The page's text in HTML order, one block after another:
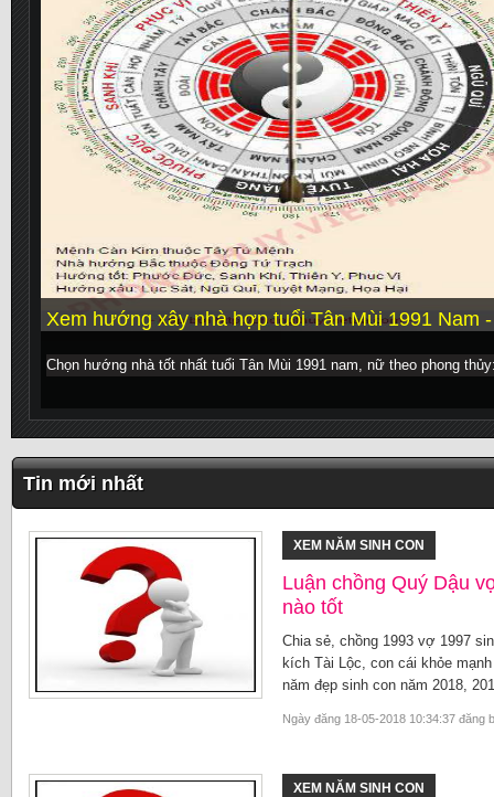
Xem hướng xây nhà hợp tuổi Tân Mùi 1991 Nam
Chọn hướng nhà tốt nhất tuổi Tân Mùi 1991 nam, nữ theo phong
Tin mới nhất
XEM NĂM SINH CON
Luận chồng Quý Dậu
nào tốt
Chia sẻ, chồng 1993 vợ 1997
kích Tài Lộc, con cái khỏe
năm đẹp sinh con năm 2018,
Ngày đăng 18-05-2018 10:34:37 đăng
XEM NĂM SINH CON